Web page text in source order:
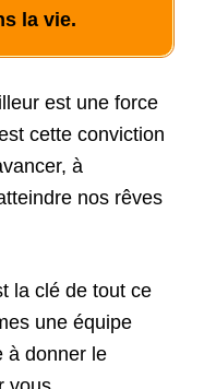
la vie.
est une force
cette conviction
à
nos rêves
la clé de tout ce
une équipe
à donner le